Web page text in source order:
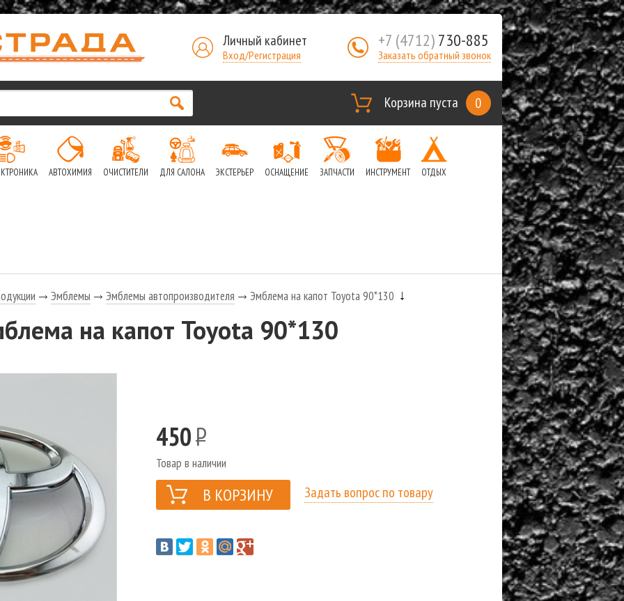
Личный кабинет
Вход/Регистрация
+7 (4712)730-885
Заказать обратный звонок
Корзина пуста 0
АВТОХИМИЯ ОЧИСТИТЕЛИ ДЛЯ САЛОНА ЭКСТЕРЬЕР ОСНАЩЕНИЕ ЗАПЧАСТИ ИНСТРУМЕНТ ОТДЫХ
Эмблемы Эмблемы автопроизводителя Эмблема на капот Toyota 90*130
на капот Toyota 90*130
450Р
Товар в наличии
Задать вопрос по товару